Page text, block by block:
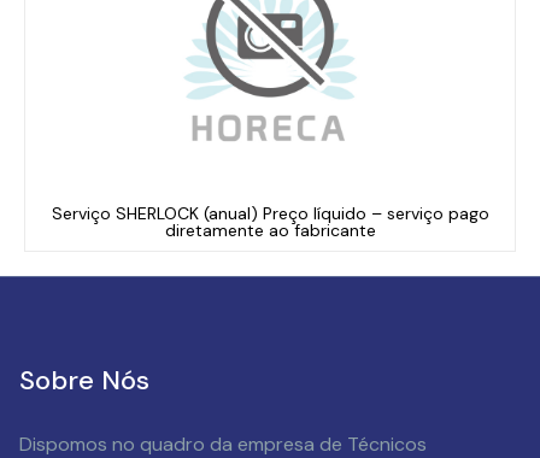
Serviço SHERLOCK (anual) Preço líquido – serviço pago
diretamente ao fabricante
Sobre Nós
Dispomos no quadro da empresa de Técnicos